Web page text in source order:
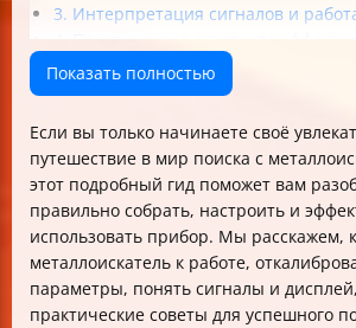
3. Интерпретация сигналов и
4. Практические советы по
эксплуатации
5. Обслуживание и устранение
Показать полностью
Если вы только начинаете своё
путешествие в мир поиска с
этот подробный гид поможет вам
правильно собрать, настроить и
использовать прибор. Мы расскажем,
металлоискатель к работе,
параметры, понять сигналы и
практические советы для успешного